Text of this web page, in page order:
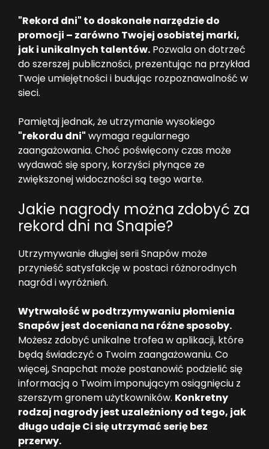
"Rekord dni" to doskonałe narzędzie do
promocji – zarówno Twojej osobistej marki,
jak i unikalnych talentów. Pozwala on dotrzeć
do szerszej publiczności, prezentując na przykład
Twoje umiejętności i budując rozpoznawalność w
sieci.
Pamiętaj jednak, że utrzymanie wysokiego
"rekordu dni" wymaga regularnego
zaangażowania. Choć poświęcony czas może
wydawać się spory, korzyści płynące ze
zwiększonej widoczności są tego warte.
Jakie nagrody można zdobyć za
rekord dni na Snapie?
Utrzymywanie długiej serii Snapów może
przynieść satysfakcję w postaci różnorodnych
nagród i wyróżnień.
Wytrwałość w podtrzymywaniu płomienia
Snapów jest doceniana na różne sposoby.
Możesz zdobyć unikalne trofea w aplikacji, które
będą świadczyć o Twoim zaangażowaniu. Co
więcej, Snapchat może postanowić podzielić się
informacją o Twoim imponującym osiągnięciu z
szerszym gronem użytkowników. Konkretny
rodzaj nagrody jest uzależniony od tego, jak
długo udaje Ci się utrzymać serię bez
przerwy.